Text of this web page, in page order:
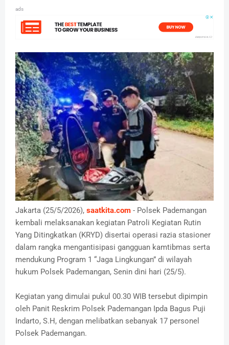
ads
Jakarta (25/5/2026), saatkita.com - Polsek Pademangan
kembali melaksanakan kegiatan Patroli Kegiatan Rutin
Yang Ditingkatkan (KRYD) disertai operasi razia stasioner
dalam rangka mengantisipasi gangguan kamtibmas serta
mendukung Program 1 “Jaga Lingkungan” di wilayah
hukum Polsek Pademangan, Senin dini hari (25/5).
Kegiatan yang dimulai pukul 00.30 WIB tersebut dipimpin
oleh Panit Reskrim Polsek Pademangan Ipda Bagus Puji
Indarto, S.H, dengan melibatkan sebanyak 17 personel
Polsek Pademangan.